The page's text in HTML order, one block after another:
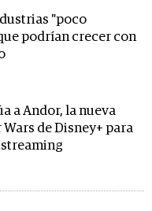
"poco
podrían crecer con
a Andor, la nueva
Wars de Disney+ para